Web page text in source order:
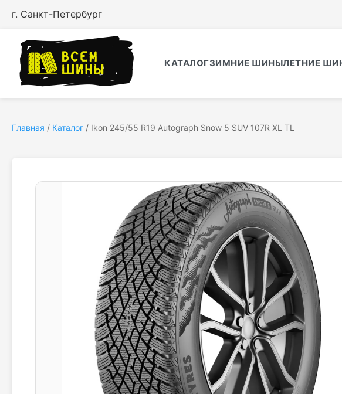
г. Санкт-Петербург
КАТАЛОГЗИМНИЕ ШИНЫЛЕТНИЕ
Главная / Каталог / Ikon 245/55 R19 Autograph Snow 5 SUV 107R XL TL